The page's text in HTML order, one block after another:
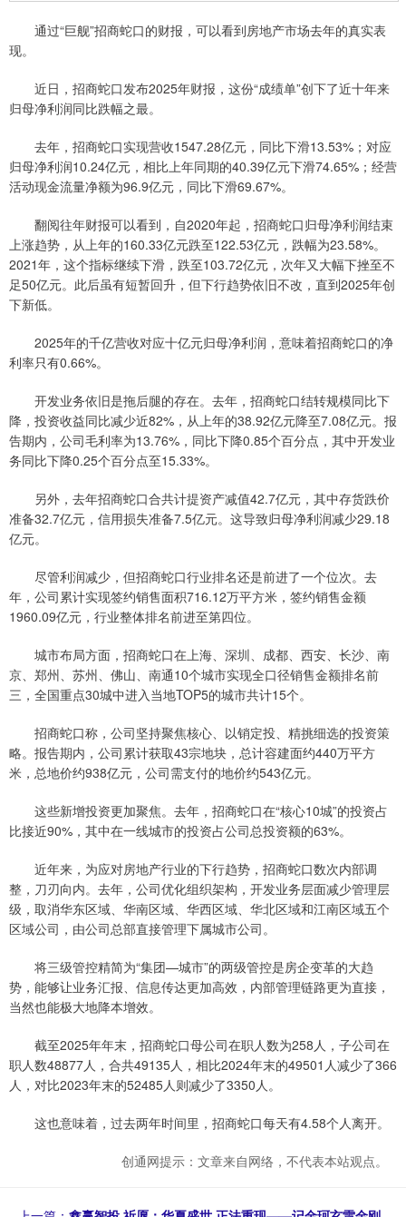
通过“巨舰”招商蛇口的财报，可以看到房地产市场去年的真实表
现。
近日，招商蛇口发布2025年财报，这份“成绩单”创下了近十年来
归母净利润同比跌幅之最。
去年，招商蛇口实现营收1547.28亿元，同比下滑13.53%；对应
归母净利润10.24亿元，相比上年同期的40.39亿元下滑74.65%；经营
活动现金流量净额为96.9亿元，同比下滑69.67%。
翻阅往年财报可以看到，自2020年起，招商蛇口归母净利润结束
上涨趋势，从上年的160.33亿元跌至122.53亿元，跌幅为23.58%。
2021年，这个指标继续下滑，跌至103.72亿元，次年又大幅下挫至不
足50亿元。此后虽有短暂回升，但下行趋势依旧不改，直到2025年创
下新低。
2025年的千亿营收对应十亿元归母净利润，意味着招商蛇口的净
利率只有0.66%。
开发业务依旧是拖后腿的存在。去年，招商蛇口结转规模同比下
降，投资收益同比减少近82%，从上年的38.92亿元降至7.08亿元。报
告期内，公司毛利率为13.76%，同比下降0.85个百分点，其中开发业
务同比下降0.25个百分点至15.33%。
另外，去年招商蛇口合共计提资产减值42.7亿元，其中存货跌价
准备32.7亿元，信用损失准备7.5亿元。这导致归母净利润减少29.18
亿元。
尽管利润减少，但招商蛇口行业排名还是前进了一个位次。去
年，公司累计实现签约销售面积716.12万平方米，签约销售金额
1960.09亿元，行业整体排名前进至第四位。
城市布局方面，招商蛇口在上海、深圳、成都、西安、长沙、南
京、郑州、苏州、佛山、南通10个城市实现全口径销售金额排名前
三，全国重点30城中进入当地TOP5的城市共计15个。
招商蛇口称，公司坚持聚焦核心、以销定投、精挑细选的投资策
略。报告期内，公司累计获取43宗地块，总计容建面约440万平方
米，总地价约938亿元，公司需支付的地价约543亿元。
这些新增投资更加聚焦。去年，招商蛇口在“核心10城”的投资占
比接近90%，其中在一线城市的投资占公司总投资额的63%。
近年来，为应对房地产行业的下行趋势，招商蛇口数次内部调
整，刀刃向内。去年，公司优化组织架构，开发业务层面减少管理层
级，取消华东区域、华南区域、华西区域、华北区域和江南区域五个
区域公司，由公司总部直接管理下属城市公司。
将三级管控精简为“集团—城市”的两级管控是房企变革的大趋
势，能够让业务汇报、信息传达更加高效，内部管理链路更为直接，
当然也能极大地降本增效。
截至2025年年末，招商蛇口母公司在职人数为258人，子公司在
职人数48877人，合共49135人，相比2024年末的49501人减少了366
人，对比2023年末的52485人则减少了3350人。
这也意味着，过去两年时间里，招商蛇口每天有4.58个人离开。
创通网提示：文章来自网络，不代表本站观点。